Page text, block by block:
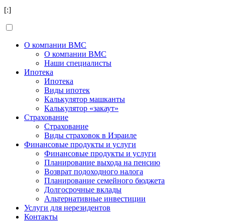
[:]
О компании BMC
О компании BMC
Наши специалисты
Ипотека
Ипотека
Виды ипотек
Калькулятор машканты
Калькулятор «закаут»
Страхование
Страхование
Виды страховок в Израиле
Финансовые продукты и услуги
Финансовые продукты и услуги
Планирование выхода на пенсию
Возврат подоходного налога
Планирование семейного бюджета
Долгосрочные вклады
Альтернативные инвестиции
Услуги для нерезидентов
Контакты